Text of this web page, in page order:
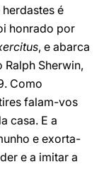
é
honrado por
, e abarca
Sherwin,
Como
falam-vos
casa. E a
e exorta-
e a imitar a